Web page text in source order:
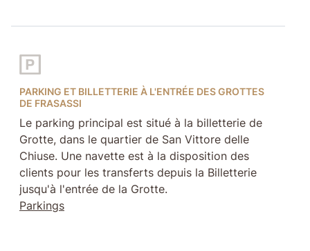
PARKING ET BILLETTERIE À L'ENTRÉE DES GROTTES
DE FRASASSI
Le parking principal est situé à la billetterie de
Grotte, dans le quartier de San Vittore delle
Chiuse. Une navette est à la disposition des
clients pour les transferts depuis la Billetterie
jusqu'à l'entrée de la Grotte.
Parkings